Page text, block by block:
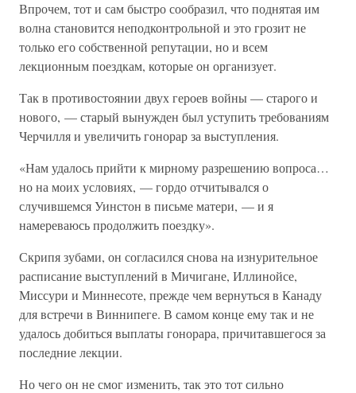
Впрочем, тот и сам быстро сообразил, что поднятая им
волна становится неподконтрольной и это грозит не
только его собственной репутации, но и всем
лекционным поездкам, которые он организует.
Так в противостоянии двух героев войны — старого и
нового, — старый вынужден был уступить требованиям
Черчилля и увеличить гонорар за выступления.
«Нам удалось прийти к мирному разрешению вопроса…
но на моих условиях, — гордо отчитывался о
случившемся Уинстон в письме матери, — и я
намереваюсь продолжить поездку».
Скрипя зубами, он согласился снова на изнурительное
расписание выступлений в Мичигане, Иллинойсе,
Миссури и Миннесоте, прежде чем вернуться в Канаду
для встречи в Виннипеге. В самом конце ему так и не
удалось добиться выплаты гонорара, причитавшегося за
последние лекции.
Но чего он не смог изменить, так это тот сильно